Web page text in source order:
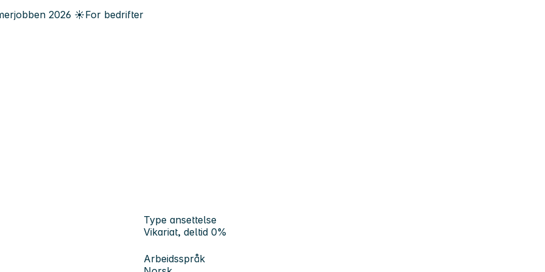
2026 ☀️For bedrifter
Type ansettelse
Vikariat, deltid 0%
Arbeidsspråk